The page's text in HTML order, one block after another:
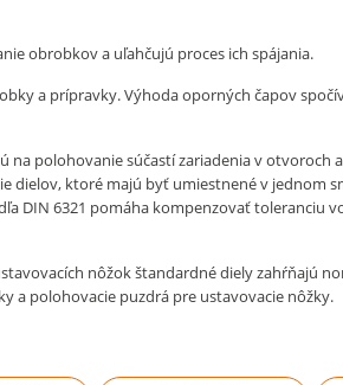
obrobkov a uľahčujú proces ich spájania.
a prípravky. Výhoda oporných čapov
na polohovanie súčastí zariadenia v otvoroch
dielov, ktoré majú byť umiestnené v jednom
DIN 6321 pomáha kompenzovať toleranciu
nôžok štandardné diely zahŕňajú
a polohovacie puzdrá pre ustavovacie nôžky.